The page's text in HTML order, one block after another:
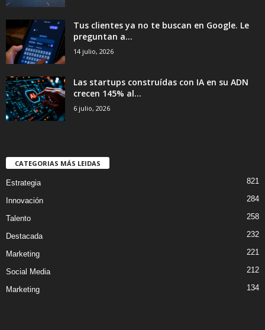
Tus clientes ya no te buscan en Google. Le
preguntan a...
14 julio, 2026
Las startups construídas con IA en su ADN
crecen 145% al...
6 julio, 2026
CATEGORIAS MÁS LEIDAS
Estrategia 821
Innovación 284
Talento 258
Destacada 232
Marketing 221
Social Media 212
Marketing 134